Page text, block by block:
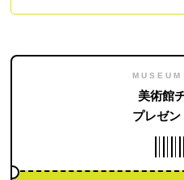
美術館
プレゼン